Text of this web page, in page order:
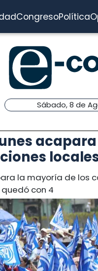
CongresoPolítica
Sábado, 8 de
la mayoría de los
quedó con 4